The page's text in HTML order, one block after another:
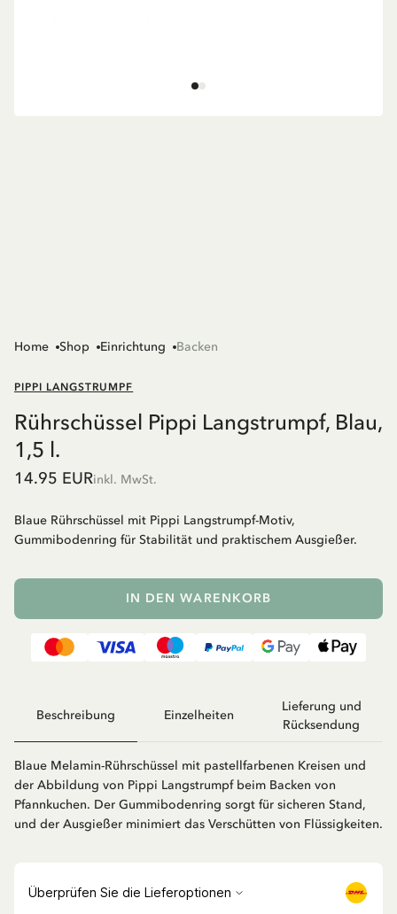
Home Shop Einrichtung Backen
PIPPI LANGSTRUMPF
Rührschüssel Pippi Langstrumpf, Blau,
1,5 l.
14.95 EURinkl. MwSt.
Blaue Rührschüssel mit Pippi Langstrumpf-Motiv,
Gummibodenring für Stabilität und praktischem Ausgießer.
IN DEN WARENKORB
Beschreibung Einzelheiten
Lieferung und
Rücksendung
Blaue Melamin-Rührschüssel mit pastellfarbenen Kreisen und
der Abbildung von Pippi Langstrumpf beim Backen von
Pfannkuchen. Der Gummibodenring sorgt für sicheren Stand,
und der Ausgießer minimiert das Verschütten von Flüssigkeiten.